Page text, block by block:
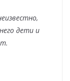
дети и